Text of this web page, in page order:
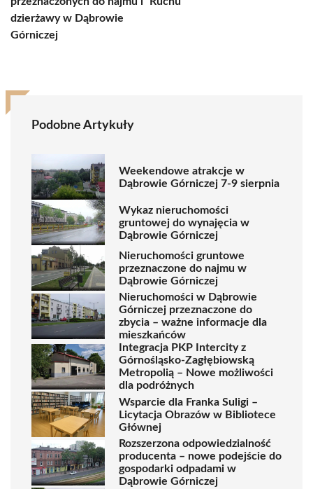
dzierżawy w Dąbrowie
Górniczej
Podobne Artykuły
Weekendowe atrakcje w
Dąbrowie Górniczej 7-9 sierpnia
Wykaz nieruchomości
gruntowej do wynajęcia w
Dąbrowie Górniczej
Nieruchomości gruntowe
przeznaczone do najmu w
Dąbrowie Górniczej
Nieruchomości w Dąbrowie
Górniczej przeznaczone do
zbycia – ważne informacje dla
mieszkańców
Integracja PKP Intercity z
Górnośląsko-Zagłębiowską
Metropolią – Nowe możliwości
dla podróżnych
Wsparcie dla Franka Suligi –
Licytacja Obrazów w Bibliotece
Głównej
Rozszerzona odpowiedzialność
producenta – nowe podejście do
gospodarki odpadami w
Dąbrowie Górniczej